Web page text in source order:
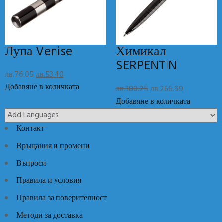
Reviews
There are no reviews yet.
Add Review
Код:SM270 Категории: Луксозни идеи,Часовници
Лупа Venise
лв.76.05Original
price
лв.76.05.
лв.53.40Текущата
цена
лв.53.40.
Добавяне в количката
Химикал
SERPENTIN
лв.380.25Original
price
лв.380.25.
лв.266.99Текущата
цена
лв.266.99.
Добавяне в количката
Контакт
Връщания и промени
Въпроси
Правила и условия
Правила за поверителност
Методи за доставка